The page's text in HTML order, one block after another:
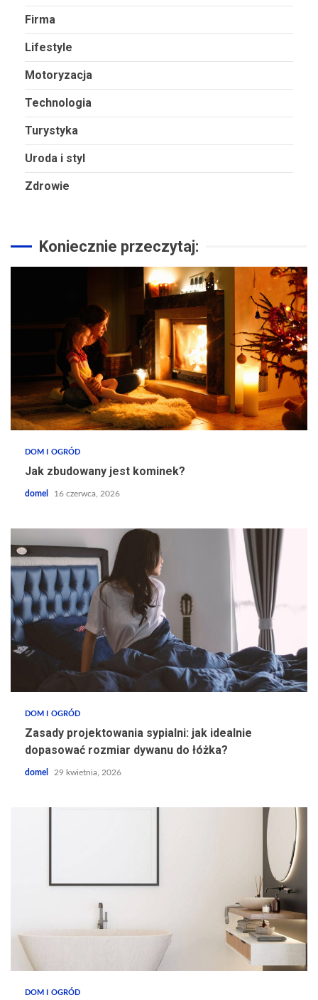
Firma
Lifestyle
Motoryzacja
Technologia
Turystyka
Uroda i styl
Zdrowie
Koniecznie przeczytaj:
DOM I OGRÓD
Jak zbudowany jest kominek?
domel 16 czerwca, 2026
DOM I OGRÓD
Zasady projektowania sypialni: jak idealnie
dopasować rozmiar dywanu do łóżka?
domel 29 kwietnia, 2026
DOM I OGRÓD